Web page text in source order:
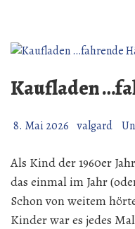
Kaufladen
8. Mai 2026 valgard
Als Kind der 1960er
das einmal im Jahr
Schon von weitem
Kinder war es jedes